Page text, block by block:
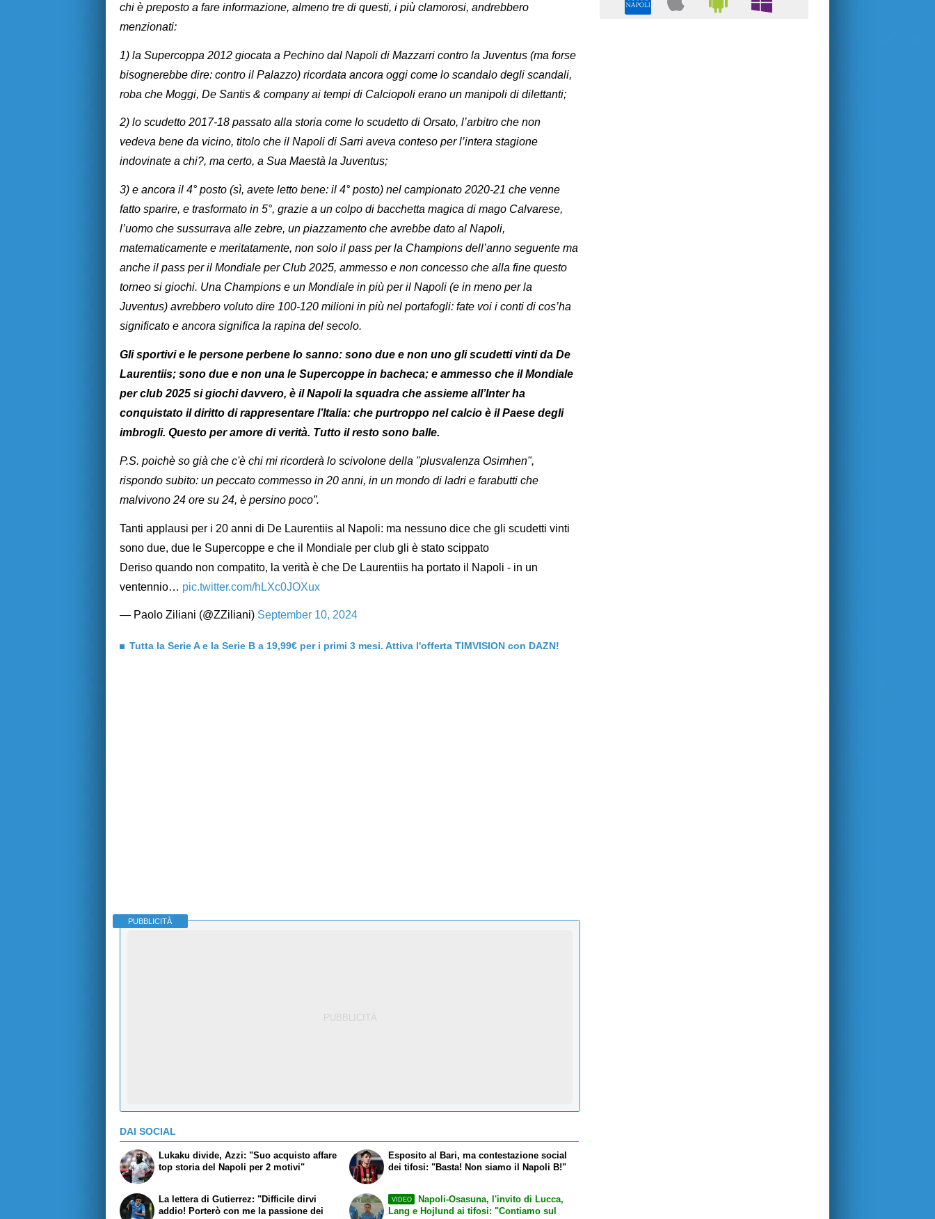
chi è preposto a fare informazione, almeno tre di questi, i più clamorosi, andrebbero
menzionati:
1) la Supercoppa 2012 giocata a Pechino dal Napoli di Mazzarri contro la Juventus (ma forse
bisognerebbe dire: contro il Palazzo) ricordata ancora oggi come lo scandalo degli scandali,
roba che Moggi, De Santis & company ai tempi di Calciopoli erano un manipoli di dilettanti;
2) lo scudetto 2017-18 passato alla storia come lo scudetto di Orsato, l’arbitro che non
vedeva bene da vicino, titolo che il Napoli di Sarri aveva conteso per l’intera stagione
indovinate a chi?, ma certo, a Sua Maestà la Juventus;
3) e ancora il 4° posto (sì, avete letto bene: il 4° posto) nel campionato 2020-21 che venne
fatto sparire, e trasformato in 5°, grazie a un colpo di bacchetta magica di mago Calvarese,
l’uomo che sussurrava alle zebre, un piazzamento che avrebbe dato al Napoli,
matematicamente e meritatamente, non solo il pass per la Champions dell’anno seguente ma
anche il pass per il Mondiale per Club 2025, ammesso e non concesso che alla fine questo
torneo si giochi. Una Champions e un Mondiale in più per il Napoli (e in meno per la
Juventus) avrebbero voluto dire 100-120 milioni in più nel portafogli: fate voi i conti di cos’ha
significato e ancora significa la rapina del secolo.
Gli sportivi e le persone perbene lo sanno: sono due e non uno gli scudetti vinti da De
Laurentiis; sono due e non una le Supercoppe in bacheca; e ammesso che il Mondiale
per club 2025 si giochi davvero, è il Napoli la squadra che assieme all’Inter ha
conquistato il diritto di rappresentare l’Italia: che purtroppo nel calcio è il Paese degli
imbrogli. Questo per amore di verità. Tutto il resto sono balle.
P.S. poichè so già che c'è chi mi ricorderà lo scivolone della "plusvalenza Osimhen",
rispondo subito: un peccato commesso in 20 anni, in un mondo di ladri e farabutti che
malvivono 24 ore su 24, è persino poco”.
Tanti applausi per i 20 anni di De Laurentiis al Napoli: ma nessuno dice che gli scudetti vinti
sono due, due le Supercoppe e che il Mondiale per club gli è stato scippato
Deriso quando non compatito, la verità è che De Laurentiis ha portato il Napoli - in un
ventennio… pic.twitter.com/hLXc0JOXux
— Paolo Ziliani (@ZZiliani) September 10, 2024
Tutta la Serie A e la Serie B a 19,99€ per i primi 3 mesi. Attiva l'offerta TIMVISION con DAZN!
PUBBLICITÀ
DAI SOCIAL
Lukaku divide, Azzi: "Suo acquisto affare
top storia del Napoli per 2 motivi"
La lettera di Gutierrez: "Difficile dirvi
addio! Porterò con me la passione dei
Esposito al Bari, ma contestazione social
dei tifosi: "Basta! Non siamo il Napoli B!"
VIDEO
Napoli-Osasuna, l'invito di Lucca,
Lang e Hojlund ai tifosi: "Contiamo sul